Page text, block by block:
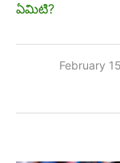
ఏమిటి?
February